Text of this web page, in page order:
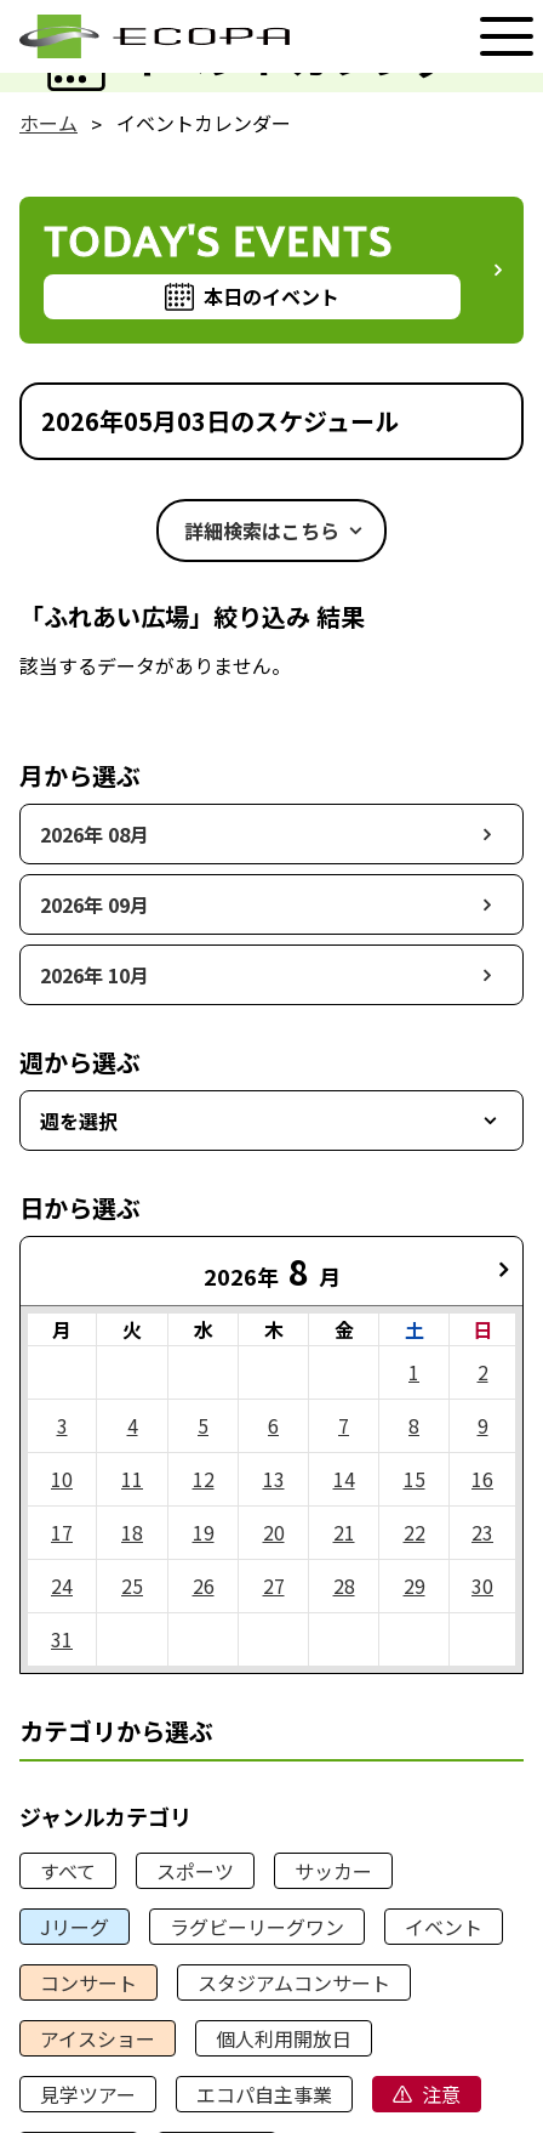
イベントカレンダー
EVENT
ホーム イベントカレンダー
TODAY'S EVENTS
本日のイベント
2026年05月03日のスケジュール
詳細検索はこちら
「ふれあい広場」絞り込み 結果
該当するデータがありません。
月から選ぶ
2026年 08月
2026年 09月
2026年 10月
週から選ぶ
週を選択
日から選ぶ
2026年 8 月
月 火 水 木 金 土
日
1
2
3
4 5 6 7 8
9
10
11 12 13 14 15
16
17
18 19 20 21 22
23
24
25 26 27 28 29
30
31
カテゴリから選ぶ
ジャンルカテゴリ
すべて スポーツ
サッカー
Jリーグ
ラグビーリーグワン
イベント
コンサート
スタジアムコンサート
アイスショー
個人利用開放日
見学ツアー
エコパ自主事業
注意